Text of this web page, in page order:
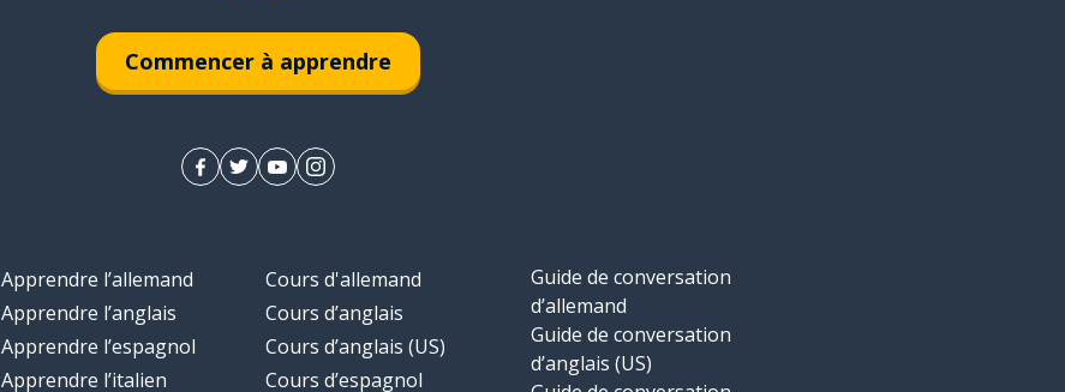
Commencer à apprendre
Apprendre l’allemand
Apprendre l’anglais
Apprendre l’espagnol
Apprendre l’italien
Cours d'allemand
Cours d’anglais
Cours d’anglais (US)
Cours d’espagnol
Guide de conversation
d’allemand
Guide de conversation
d’anglais (US)